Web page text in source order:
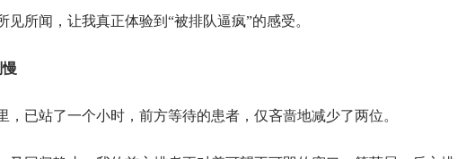
所闻，让我真正体验到“被排队逼疯”的感受。
，已站了一个小时，前方等待的患者，仅吝啬地减少了两位。